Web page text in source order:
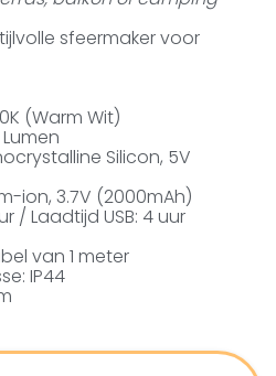
sfeermaker voor
(Warm Wit)
Silicon, 5V
ion, 3.7V (2000mAh)
/ Laadtijd USB: 4 uur
van 1 meter
IP44